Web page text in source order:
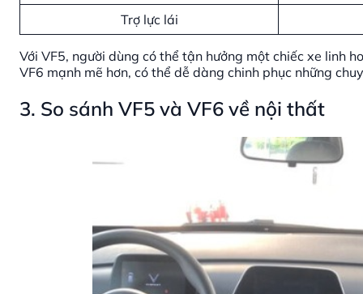
Trợ lực lái
Với VF5, người dùng có thể tận hưởng một chiếc xe linh
VF6 mạnh mẽ hơn, có thể dễ dàng chinh phục những
3. So sánh VF5 và VF6 về nội thất